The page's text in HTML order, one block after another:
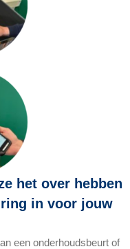
het over hebben
in voor jouw
een onderhoudsbeurt of